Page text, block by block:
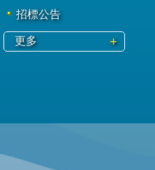
招標公告
更多